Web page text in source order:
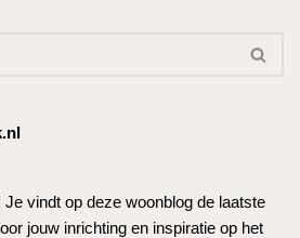
vindt op deze woonblog de laatste
jouw inrichting en inspiratie op het